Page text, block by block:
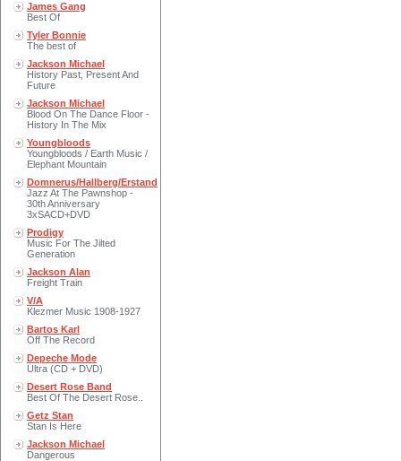
James Gang
Best Of
Tyler Bonnie
The best of
Jackson Michael
History Past, Present And
Future
Jackson Michael
Blood On The Dance Floor -
History In The Mix
Youngbloods
Youngbloods / Earth Music /
Elephant Mountain
Domnerus/Hallberg/Erstand
Jazz At The Pawnshop -
30th Anniversary
3xSACD+DVD
Prodigy
Music For The Jilted
Generation
Jackson Alan
Freight Train
V/A
Klezmer Music 1908-1927
Bartos Karl
Off The Record
Depeche Mode
Ultra (CD + DVD)
Desert Rose Band
Best Of The Desert Rose..
Getz Stan
Stan Is Here
Jackson Michael
Dangerous